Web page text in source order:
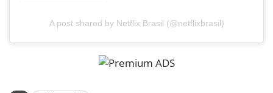
A post shared by Netflix Brasil (@netflixbrasil)